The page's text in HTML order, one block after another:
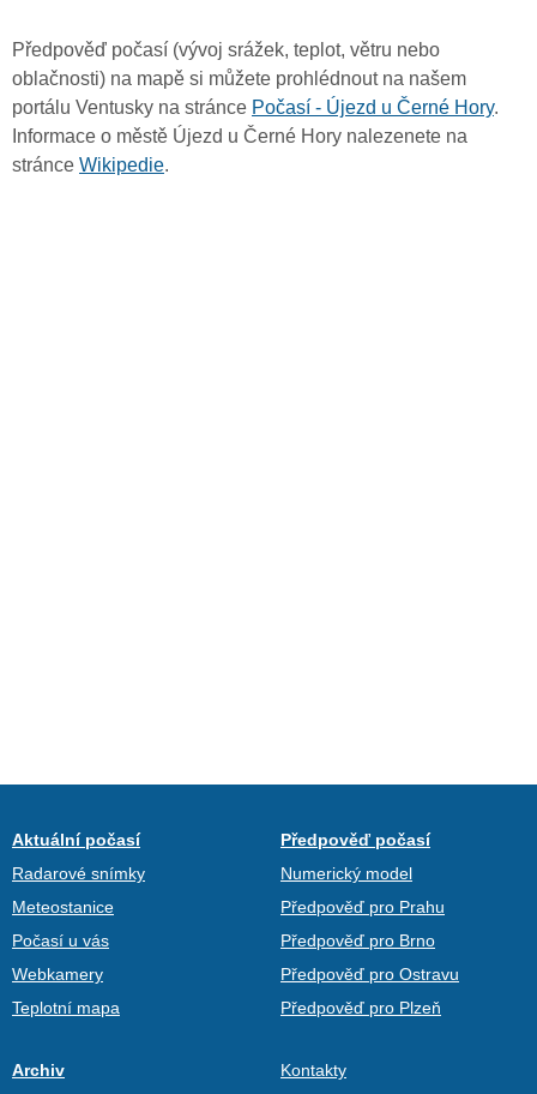
Předpověď počasí (vývoj srážek, teplot, větru nebo
oblačnosti) na mapě si můžete prohlédnout na našem
portálu Ventusky na stránce Počasí - Újezd u Černé Hory.
Informace o městě Újezd u Černé Hory nalezenete na
stránce Wikipedie.
Aktuální počasí
Radarové snímky
Meteostanice
Počasí u vás
Webkamery
Teplotní mapa
Předpověď počasí
Numerický model
Předpověď pro Prahu
Předpověď pro Brno
Předpověď pro Ostravu
Předpověď pro Plzeň
Archiv Kontakty